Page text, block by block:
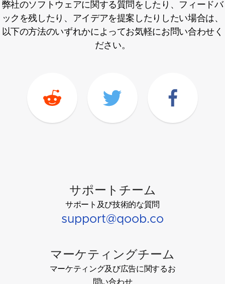
弊社のソフトウェアに関する質問をしたり、フィードバ
ックを残したり、アイデアを提案したりしたい場合は、
以下の方法のいずれかによってお気軽にお問い合わせく
ださい。
サポートチーム
サポート及び技術的な質問
support@qoob.co
マーケティングチーム
マーケティング及び広告に関するお
問い合わせ